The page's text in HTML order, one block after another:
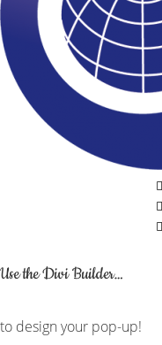
Use the Divi Builder…
to design your pop-up!